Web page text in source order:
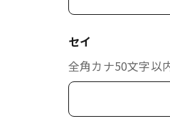
セイ
全角カナ50文字以